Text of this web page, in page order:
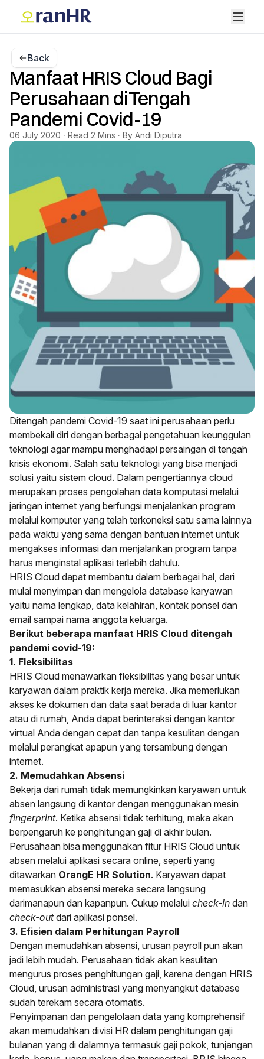
Back
Manfaat HRIS Cloud Bagi
Perusahaan diTengah
Pandemi Covid-19
06 July 2020 ∙ Read 2 Mins ∙ By Andi Diputra
Ditengah pandemi Covid-19 saat ini perusahaan perlu
membekali diri dengan berbagai pengetahuan keunggulan
teknologi agar mampu menghadapi persaingan di tengah
krisis ekonomi. Salah satu teknologi yang bisa menjadi
solusi yaitu sistem cloud. Dalam pengertiannya cloud
merupakan proses pengolahan data komputasi melalui
jaringan internet yang berfungsi menjalankan program
melalui komputer yang telah terkoneksi satu sama lainnya
pada waktu yang sama dengan bantuan internet untuk
mengakses informasi dan menjalankan program tanpa
harus menginstal aplikasi terlebih dahulu.
HRIS Cloud dapat membantu dalam berbagai hal, dari
mulai menyimpan dan mengelola database karyawan
yaitu nama lengkap, data kelahiran, kontak ponsel dan
email sampai nama anggota keluarga.
Berikut beberapa manfaat HRIS Cloud ditengah
pandemi covid-19:
1. Fleksibilitas
HRIS Cloud menawarkan fleksibilitas yang besar untuk
karyawan dalam praktik kerja mereka. Jika memerlukan
akses ke dokumen dan data saat berada di luar kantor
atau di rumah, Anda dapat berinteraksi dengan kantor
virtual Anda dengan cepat dan tanpa kesulitan dengan
melalui perangkat apapun yang tersambung dengan
internet.
2. Memudahkan Absensi
Bekerja dari rumah tidak memungkinkan karyawan untuk
absen langsung di kantor dengan menggunakan mesin
fingerprint. Ketika absensi tidak terhitung, maka akan
berpengaruh ke penghitungan gaji di akhir bulan.
Perusahaan bisa menggunakan fitur HRIS Cloud untuk
absen melalui aplikasi secara online, seperti yang
ditawarkan OrangE HR Solution. Karyawan dapat
memasukkan absensi mereka secara langsung
darimanapun dan kapanpun. Cukup melalui check-in dan
check-outdari aplikasi ponsel.
3. Efisien dalam Perhitungan Payroll
Dengan memudahkan absensi, urusan payroll pun akan
jadi lebih mudah. Perusahaan tidak akan kesulitan
mengurus proses penghitungan gaji, karena dengan HRIS
Cloud, urusan administrasi yang menyangkut database
sudah terekam secara otomatis.
Penyimpanan dan pengelolaan data yang komprehensif
akan memudahkan divisi HR dalam penghitungan gaji
bulanan yang di dalamnya termasuk gaji pokok, tunjangan